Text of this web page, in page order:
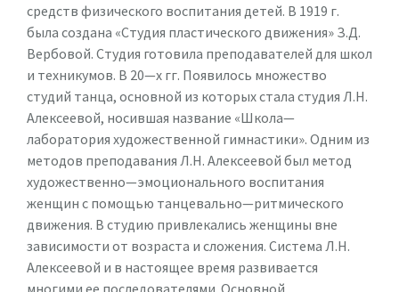
средств физического воспитания детей. В 1919 г.
была создана «Студия пластического движения» З.Д.
Вербовой. Студия готовила преподавателей для школ
и техникумов. В 20—х гг. Появилось множество
студий танца, основной из которых стала студия Л.Н.
Алексеевой, носившая название «Школа—
лаборатория художественной гимнастики». Одним из
методов преподавания Л.Н. Алексеевой был метод
художественно—эмоционального воспитания
женщин с помощью танцевально—ритмического
движения. В студию привлекались женщины вне
зависимости от возраста и сложения. Система Л.Н.
Алексеевой и в настоящее время развивается